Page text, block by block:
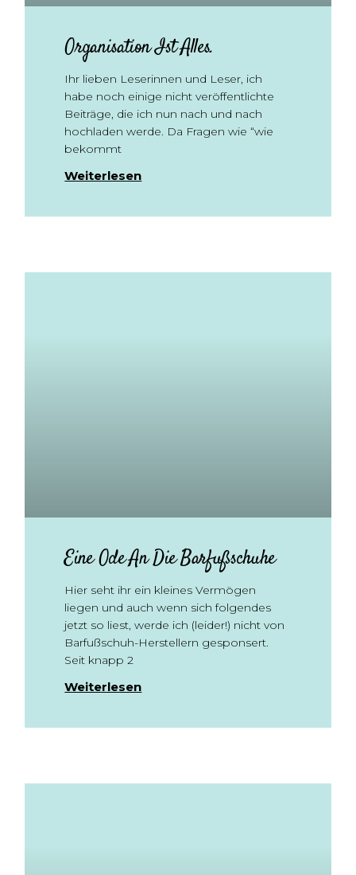
Organisation Ist Alles.
Ihr lieben Leserinnen und Leser, ich
habe noch einige nicht veröffentlichte
Beiträge, die ich nun nach und nach
hochladen werde. Da Fragen wie “wie
bekommt
Weiterlesen
Eine Ode An Die Barfußschuhe
Hier seht ihr ein kleines Vermögen
liegen und auch wenn sich folgendes
jetzt so liest, werde ich (leider!) nicht von
Barfußschuh-Herstellern gesponsert.
Seit knapp 2
Weiterlesen